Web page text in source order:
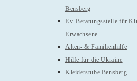
Bensberg
Ev. Beratungsstelle für
Erwachsene
Alten- & Familienhilfe
Hilfe für die Ukraine
Kleiderstube Bensberg